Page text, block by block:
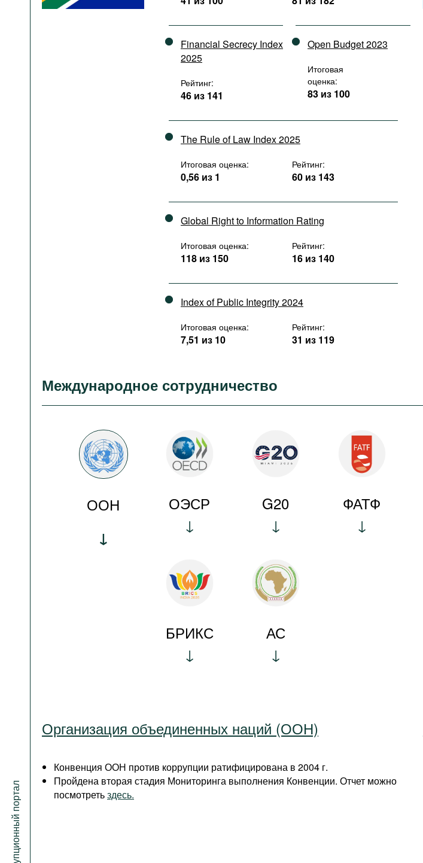
Financial Secrecy Index
2025
Рейтинг:
46 из 141
Open Budget 2023
Итоговая
оценка:
83 из 100
The Rule of Law Index 2025
Итоговая оценка:
0,56 из 1
Рейтинг:
60 из 143
Global Right to Information Rating
Итоговая оценка:
118 из 150
Рейтинг:
16 из 140
Index of Public Integrity 2024
Итоговая оценка:
7,51 из 10
Рейтинг:
31 из 119
Международное сотрудничество
ООН ОЭСР G20 ФАТФ
БРИКС АС
Организация объединенных наций (ООН)
Конвенция ООН против коррупции ратифицирована в 2004 г.
Пройдена вторая стадия Мониторинга выполнения Конвенции. Отчет можно
посмотретьздесь.